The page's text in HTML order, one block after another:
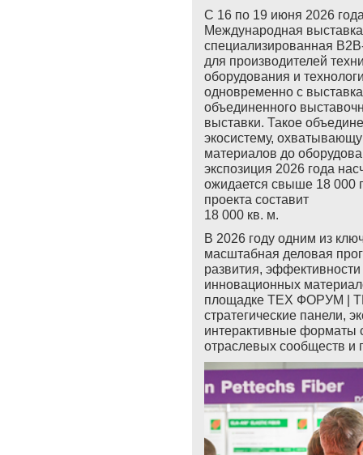
С 16 по 19 июня 2026
Международная
специализированная
для производителей
оборудования и
одновременно с
объединенного
выставки. Такое
экосистему,
материалов до
экспозиция 2026 года
ожидается свыше 18 000
проекта составит
18 000 кв. м.
В 2026 году одним из
масштабная деловая
развития,
инновационных
площадке ТЕХ ФОРУМ |
стратегические панели,
интерактивные форматы
отраслевых сообществ и